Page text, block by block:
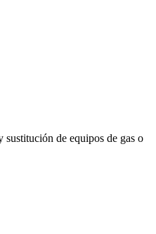
de equipos de gas o